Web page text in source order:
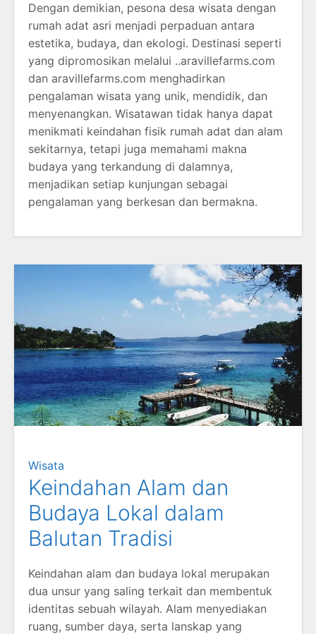
Dengan demikian, pesona desa wisata dengan
rumah adat asri menjadi perpaduan antara
estetika, budaya, dan ekologi. Destinasi seperti
yang dipromosikan melalui ..aravillefarms.com
dan aravillefarms.com menghadirkan
pengalaman wisata yang unik, mendidik, dan
menyenangkan. Wisatawan tidak hanya dapat
menikmati keindahan fisik rumah adat dan alam
sekitarnya, tetapi juga memahami makna
budaya yang terkandung di dalamnya,
menjadikan setiap kunjungan sebagai
pengalaman yang berkesan dan bermakna.
Wisata
Keindahan Alam dan
Budaya Lokal dalam
Balutan Tradisi
Keindahan alam dan budaya lokal merupakan
dua unsur yang saling terkait dan membentuk
identitas sebuah wilayah. Alam menyediakan
ruang, sumber daya, serta lanskap yang